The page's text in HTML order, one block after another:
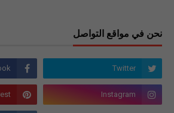
نحن في مواقع التواصل